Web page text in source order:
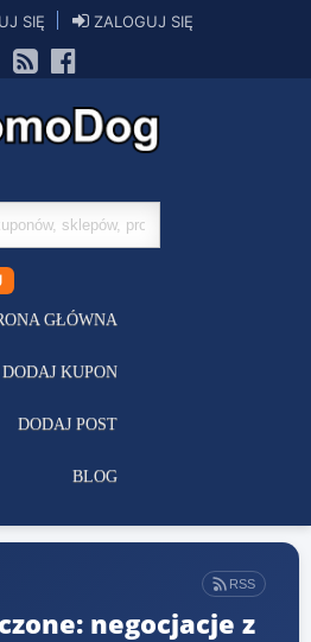
SIĘ ZALOGUJ SIĘ
GŁÓWNA
DODAJ KUPON
DODAJ POST
BLOG
RSS
negocjacje z